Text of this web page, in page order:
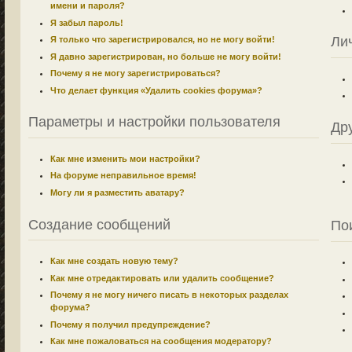
имени и пароля?
Я забыл пароль!
Я только что зарегистрировался, но не могу войти!
Я давно зарегистрирован, но больше не могу войти!
Почему я не могу зарегистрироваться?
Что делает функция «Удалить cookies форума»?
Параметры и настройки пользователя
Как мне изменить мои настройки?
На форуме неправильное время!
Могу ли я разместить аватару?
Создание сообщений
Как мне создать новую тему?
Как мне отредактировать или удалить сообщение?
Почему я не могу ничего писать в некоторых разделах
форума?
Почему я получил предупреждение?
Как мне пожаловаться на сообщения модератору?